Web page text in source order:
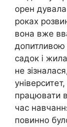
орен
роках
вона вже
допитливою
садок і
не
працювати в
час
повинно